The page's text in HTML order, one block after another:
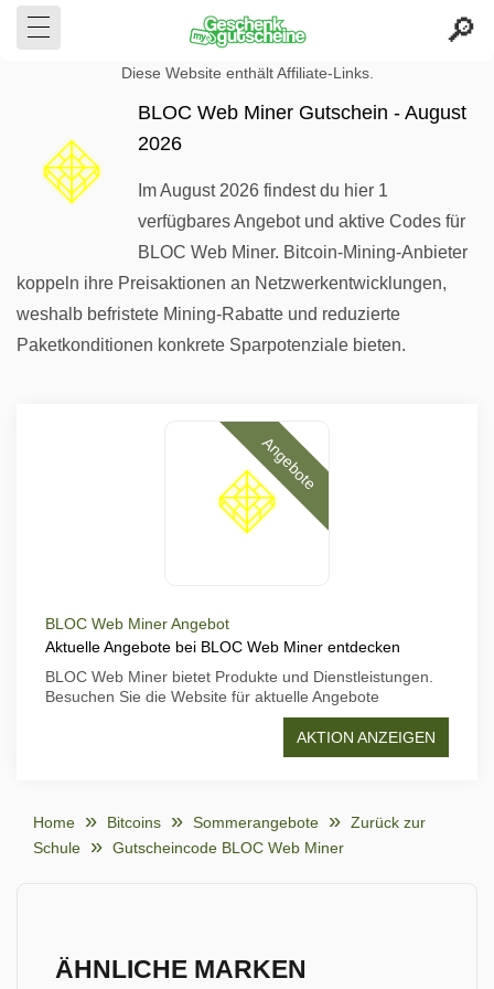
Diese Website enthält Affiliate-Links.
BLOC Web Miner Gutschein - August
2026
Im August 2026 findest du hier 1
verfügbares Angebot und aktive Codes für
BLOC Web Miner. Bitcoin-Mining-Anbieter
koppeln ihre Preisaktionen an Netzwerkentwicklungen,
weshalb befristete Mining-Rabatte und reduzierte
Paketkonditionen konkrete Sparpotenziale bieten.
Angebote
BLOC Web Miner Angebot
Aktuelle Angebote bei BLOC Web Miner entdecken
BLOC Web Miner bietet Produkte und Dienstleistungen.
Besuchen Sie die Website für aktuelle Angebote
AKTION ANZEIGEN
Home Bitcoins Sommerangebote
Zurück zur
Schule
Gutscheincode BLOC Web Miner
ÄHNLICHE MARKEN